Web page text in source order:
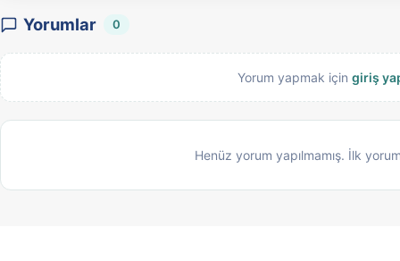
Yorumlar 0
Yorum yapmak için giriş
Henüz yorum yapılmamış. İlk